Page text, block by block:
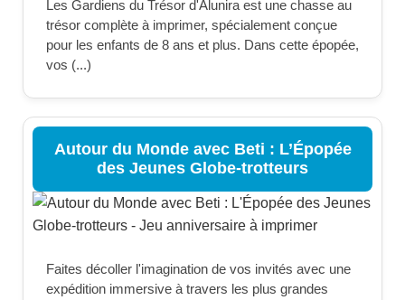
Les Gardiens du Trésor d'Alunira est une chasse au
trésor complète à imprimer, spécialement conçue
pour les enfants de 8 ans et plus. Dans cette épopée,
vos (...)
Autour du Monde avec Beti : L’Épopée
des Jeunes Globe-trotteurs
Faites décoller l'imagination de vos invités avec une
expédition immersive à travers les plus grandes